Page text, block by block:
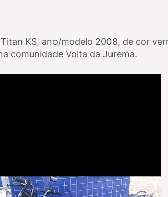
KS, ano/modelo 2008, de cor
comunidade Volta da Jurema.